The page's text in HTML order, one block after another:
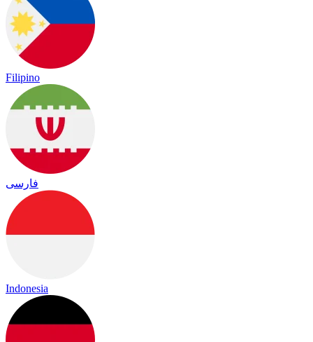
Filipino
فارسی
Indonesia